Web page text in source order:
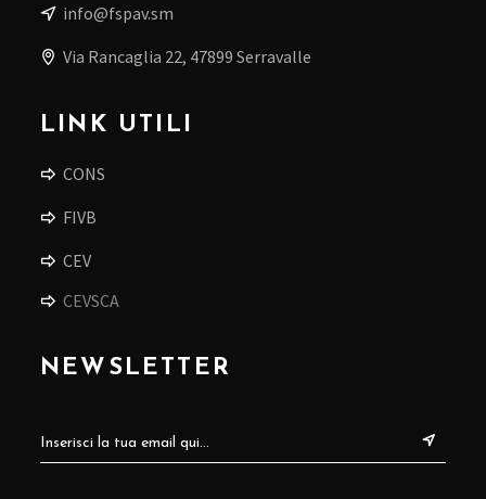
info@fspav.sm
Via Rancaglia 22, 47899 Serravalle
LINK UTILI
CONS
FIVB
CEV
CEVSCA
NEWSLETTER